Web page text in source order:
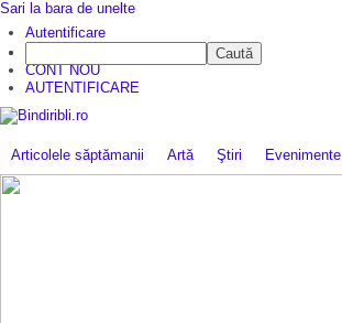
CONT NOU
AUTENTIFICARE
Articolele săptămanii Artă Ştiri Evenimente
Sari la bara de unelte
Autentificare
Caută